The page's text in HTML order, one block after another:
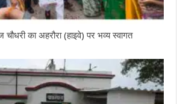
का अहरौरा (हाइवे) पर भव्य स्वागत